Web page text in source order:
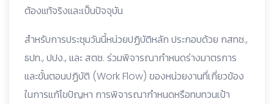
ต้องแท้จริงและเป็นปัจจุบัน
สำหรับการประชุมวันนี้หน่วยปฏิบัติหลัก ประกอบด้วย กสทช.,
ธปท., ปปง., และ สตช. ร่วมพิจารณากำหนดร่างมาตรการ
และขั้นตอนปฏิบัติ (Work Flow) ของหน่วยงานที่เกี่ยวข้อง
ในการแก้ไขปัญหา การพิจารณากำหนดหรือทบทวนเป้า